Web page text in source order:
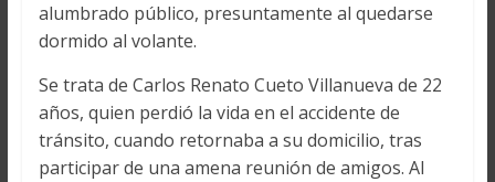
alumbrado público, presuntamente al quedarse
dormido al volante.
Se trata de Carlos Renato Cueto Villanueva de 22
años, quien perdió la vida en el accidente de
tránsito, cuando retornaba a su domicilio, tras
participar de una amena reunión de amigos. Al